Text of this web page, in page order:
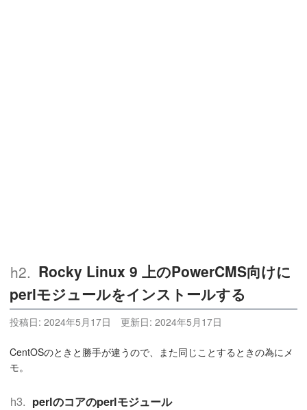
Rocky Linux 9 上のPowerCMS向けに
perlモジュールをインストールする
投稿日: 2024年5月17日 更新日: 2024年5月17日
CentOSのときと勝手が違うので、また同じことするときの為にメ
モ。
perlのコアのperlモジュール